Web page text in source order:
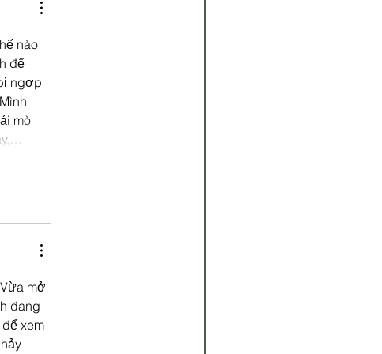
nào
để
ngợp
mò
mở
đang
xem